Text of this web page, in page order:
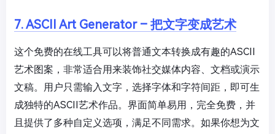
7. ASCII Art Generator – 把文字变成艺术
这个免费的在线工具可以将普通文本转换成有趣的ASCII
艺术图案，非常适合用来装饰社交媒体内容、文档或演示
文稿。用户只需输入文字，选择字体和字符间距，即可生
成独特的ASCII艺术作品。界面简单易用，完全免费，并
且提供了多种自定义选项，满足不同需求。如果你想为文